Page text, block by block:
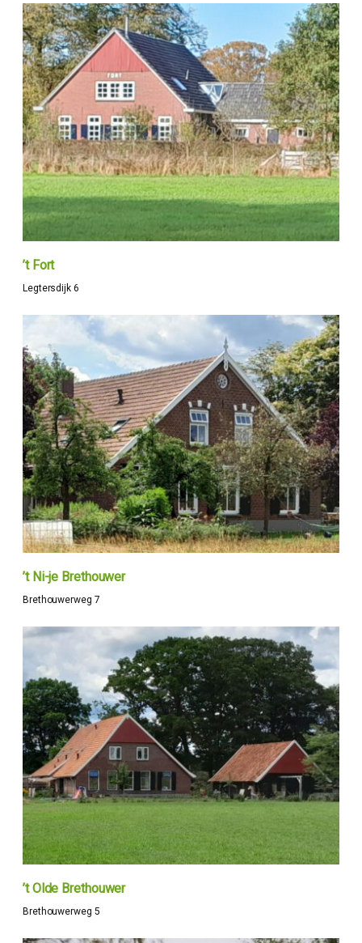
’t Fort
Legtersdijk 6
’t Ni-je Brethouwer
Brethouwerweg 7
’t Olde Brethouwer
Brethouwerweg 5